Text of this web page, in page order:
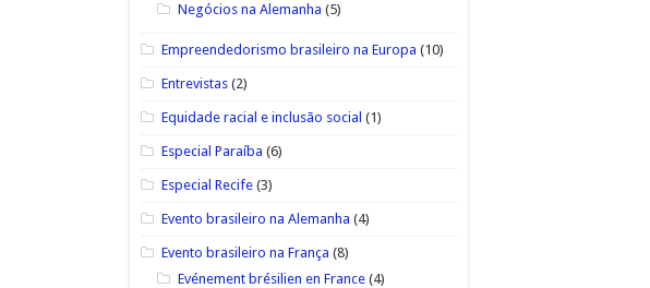
Negócios na Alemanha (5)
Empreendedorismo brasileiro na Europa (10)
Entrevistas(2)
Equidade racial e inclusão social (1)
Especial Paraíba (6)
Especial Recife(3)
Evento brasileiro na Alemanha (4)
Evento brasileiro na França (8)
Evénement brésilien en France(4)